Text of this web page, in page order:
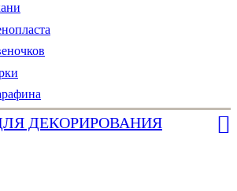
ДЕКОРИРОВАНИЯ